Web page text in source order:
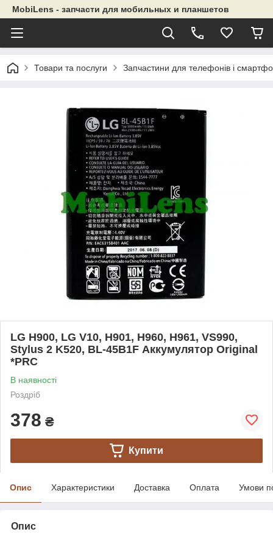
MobiLens - запчасти для мобильных и планшетов
Товари та послуги Запчастини для телефонів і
LG H900, LG V10, H901, H960, H961, VS990,
Stylus 2 K520, BL-45B1F Аккумулятор Original
*PRC
В наявності
Роздріб
378 ₴
Купити
Опис Характеристики Доставка Оплата Умови
Опис